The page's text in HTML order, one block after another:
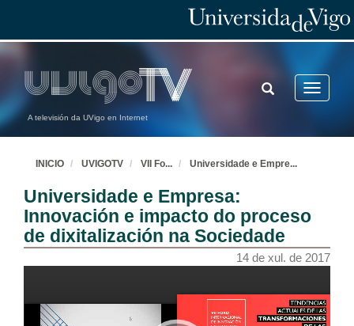
A televisión da UVigo en Internet
Toggle
TOGGLE
SEARCH
INICIO UVIGOTV VII Fo... Universidade e Empre...
Universidade e Empresa:
Innovación e impacto do proceso
de dixitalización na Sociedade
14 de xul. de 2017